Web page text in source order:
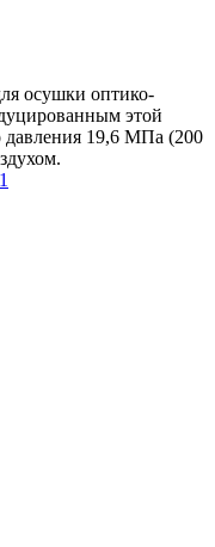
осушки оптико-
этой
давления 19,6 МПа (200